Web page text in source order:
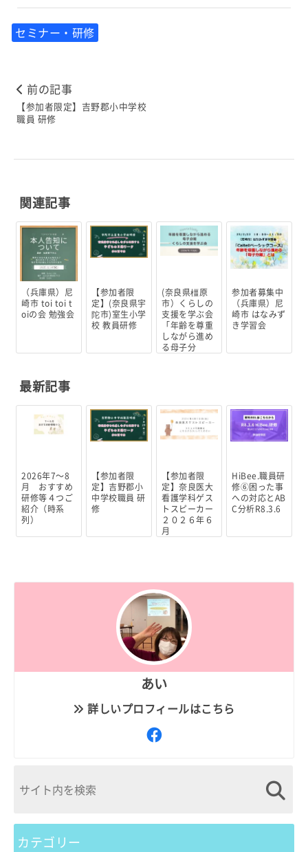
セミナー・研修
前の記事
【参加者限定】吉野郡小中学校
職員 研修
関連記事
（兵庫県）尼
崎市 toi toi t
oiの会 勉強会
【参加者限
定】(奈良県宇
陀市)室生小学
校 教員研修
(奈良県橿原
市）くらしの
支援を学ぶ会
「年齢を尊重
しながら進め
る母子分
参加者募集中
（兵庫県）尼
崎市 はなみず
き学習会
最新記事
2026年7～8
月 おすすめ
研修等４つご
紹介（時系
列）
【参加者限
定】吉野郡小
中学校職員 研
修
【参加者限
定】奈良医大
看護学科ゲス
トスピーカー
２０２６年６
月
HiBee.職員研
修⑥困った事
への対応とAB
C分析R8.3.6
あい
詳しいプロフィールはこちら
カテゴリー